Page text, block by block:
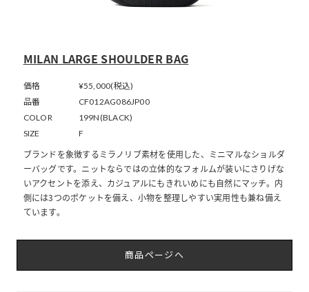
MILAN LARGE SHOULDER BAG
価格
¥55,000(税込)
品番
CF012AG086JP00
COLOR
199N(BLACK)
SIZE
F
ブランドを象徴するミラノリブ素材を使用した、ミニマルなショルダ
ーバッグです。ニットならではの立体的なフォルムが装いにさりげな
いアクセントを添え、カジュアルにもきれいめにも自然にマッチ。内
側には3つのポケットを備え、小物を整理しやすい実用性も兼ね備え
ています。
商品ページへ